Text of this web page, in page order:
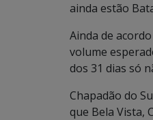
ainda estão
Ainda de
volume
dos 31 dias só
Chapadão do
que Bela Vista,